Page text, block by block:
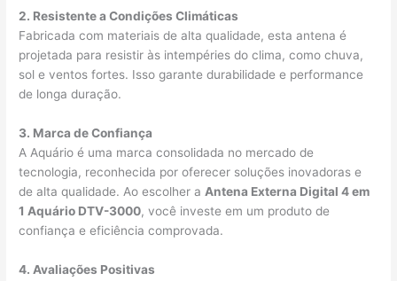
2. Resistente a Condições Climáticas
Fabricada com materiais de alta qualidade, esta antena é
projetada para resistir às intempéries do clima, como chuva,
sol e ventos fortes. Isso garante durabilidade e performance
de longa duração.
3. Marca de Confiança
A Aquário é uma marca consolidada no mercado de
tecnologia, reconhecida por oferecer soluções inovadoras e
de alta qualidade. Ao escolher a Antena Externa Digital 4 em
1 Aquário DTV-3000, você investe em um produto de
confiança e eficiência comprovada.
4. Avaliações Positivas